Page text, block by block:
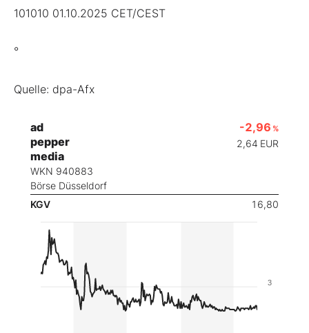
101010 01.10.2025 CET/CEST
°
Quelle: dpa-Afx
ad
pepper
media
WKN 940883
Börse Düsseldorf
-2,96 %
2,64 EUR
KGV 16,80
3